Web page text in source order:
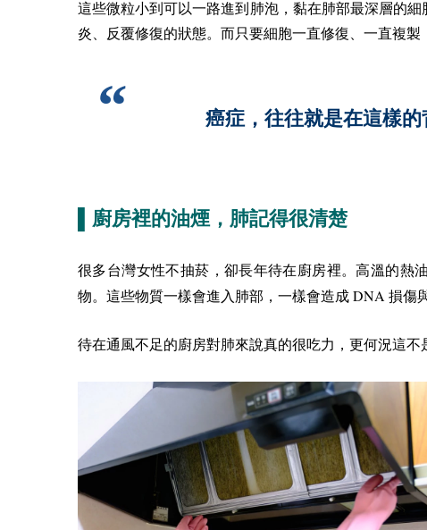
這些微粒小到可以一路進到肺泡，黏在肺部最深層的
炎、反覆修復的狀態。而只要細胞一直修復、一直複製
癌症，往往就是在這樣的
▌廚房裡的油煙，肺記得很清楚
很多台灣女性不抽菸，卻長年待在廚房裡。高溫的熱
物。這些物質一樣會進入肺部，一樣會造成 DNA 損傷
待在通風不足的廚房對肺來說真的很吃力，更何況這不